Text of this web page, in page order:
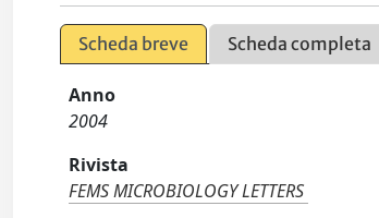
Scheda breve Scheda completa
Anno
2004
Rivista
FEMS MICROBIOLOGY LETTERS